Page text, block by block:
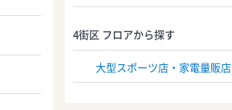
4街区 フロアから探す
大型スポーツ店・家電量販店